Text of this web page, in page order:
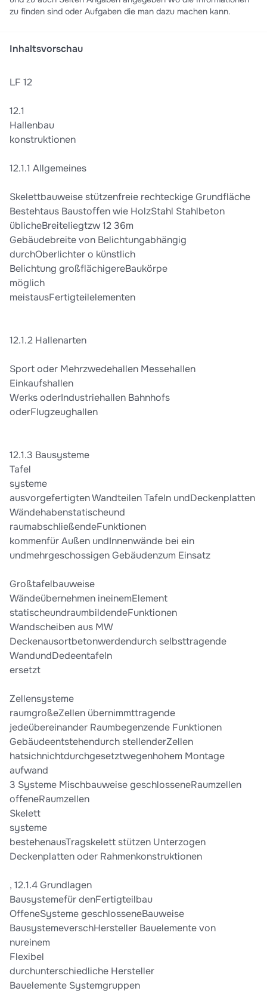
zu finden sind oder Aufgaben die man dazu machen kann.
Inhaltsvorschau
LF 12
12.1
Hallenbau
konstruktionen
12.1.1 Allgemeines
Skelettbauweise stützenfreie rechteckige Grundfläche
Bestehtaus Baustoffen wie HolzStahl Stahlbeton
üblicheBreiteliegtzw 12 36m
Gebäudebreite von Belichtungabhängig
durchOberlichter o künstlich
Belichtung großflächigereBaukörpe
möglich
meistausFertigteilelementen
12.1.2 Hallenarten
Sport oder Mehrzwedehallen Messehallen
Einkaufshallen
Werks oderIndustriehallen Bahnhofs
oderFlugzeughallen
12.1.3 Bausysteme
Tafel
systeme
ausvorgefertigten Wandteilen Tafeln undDeckenplatten
Wändehabenstatischeund
raumabschließendeFunktionen
kommenfür Außen undInnenwände bei ein
undmehrgeschossigen Gebäudenzum Einsatz
Großtafelbauweise
Wändeübernehmen ineinemElement
statischeundraumbildendeFunktionen
Wandscheiben aus MW
Deckenausortbetonwerdendurch selbsttragende
WandundDedeentafeln
ersetzt
Zellensysteme
raumgroßeZellen übernimmttragende
jedeübereinander Raumbegenzende Funktionen
Gebäudeentstehendurch stellenderZellen
hatsichnichtdurchgesetztwegenhohem Montage
aufwand
3 Systeme Mischbauweise geschlosseneRaumzellen
offeneRaumzellen
Skelett
systeme
bestehenausTragskelett stützen Unterzogen
Deckenplatten oder Rahmenkonstruktionen
, 12.1.4 Grundlagen
Bausystemefür denFertigteilbau
OffeneSysteme geschlosseneBauweise
BausystemeverschHersteller Bauelemente von
nureinem
Flexibel
durchunterschiedliche Hersteller
Bauelemente Systemgruppen